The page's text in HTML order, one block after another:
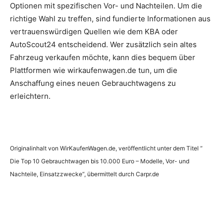
Optionen mit spezifischen Vor- und Nachteilen. Um die
richtige Wahl zu treffen, sind fundierte Informationen aus
vertrauenswürdigen Quellen wie dem KBA oder
AutoScout24 entscheidend. Wer zusätzlich sein altes
Fahrzeug verkaufen möchte, kann dies bequem über
Plattformen wie wirkaufenwagen.de tun, um die
Anschaffung eines neuen Gebrauchtwagens zu
erleichtern.
Originalinhalt von WirKaufenWagen.de, veröffentlicht unter dem Titel “
Die Top 10 Gebrauchtwagen bis 10.000 Euro – Modelle, Vor- und
Nachteile, Einsatzzwecke“, übermittelt durch Carpr.de